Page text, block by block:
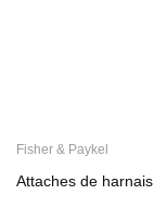
Fisher & Paykel
Attaches de